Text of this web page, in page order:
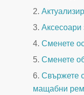
Аксесоари
Сменете
Сменете
Свържете
мащабни